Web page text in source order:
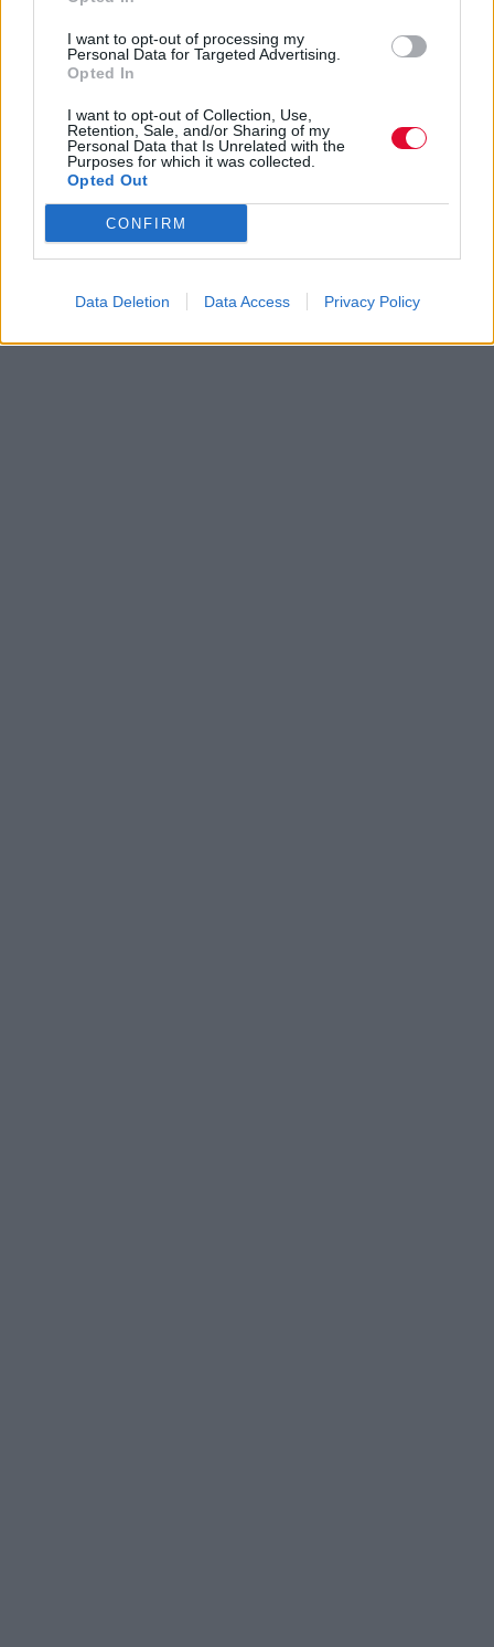
I want to opt-out of processing my
Personal Data for Targeted Advertising.
Opted In
I want to opt-out of Collection, Use,
Retention, Sale, and/or Sharing of my
Personal Data that Is Unrelated with the
Purposes for which it was collected.
Opted Out
CONFIRM
Data Deletion Data Access Privacy Policy